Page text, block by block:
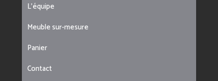
L’équipe
Meuble sur-mesure
Panier
Contact